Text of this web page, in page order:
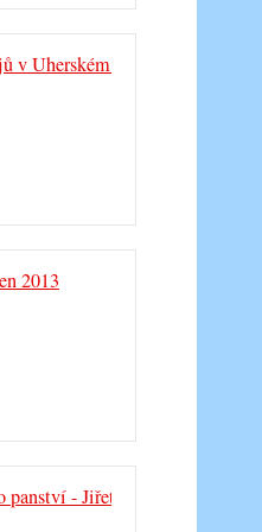
v Uherském Hradišti
2013
- Jiřetín 2013